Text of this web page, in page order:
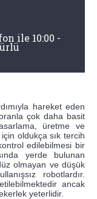
ile 10:00 -
hareket eden
çok daha basit
üretme ve
oldukça sık tercih
edilebilmesi bir
yerde bulunan
olmayan ve düşük
robotlardır.
ancak
yeterlidir.